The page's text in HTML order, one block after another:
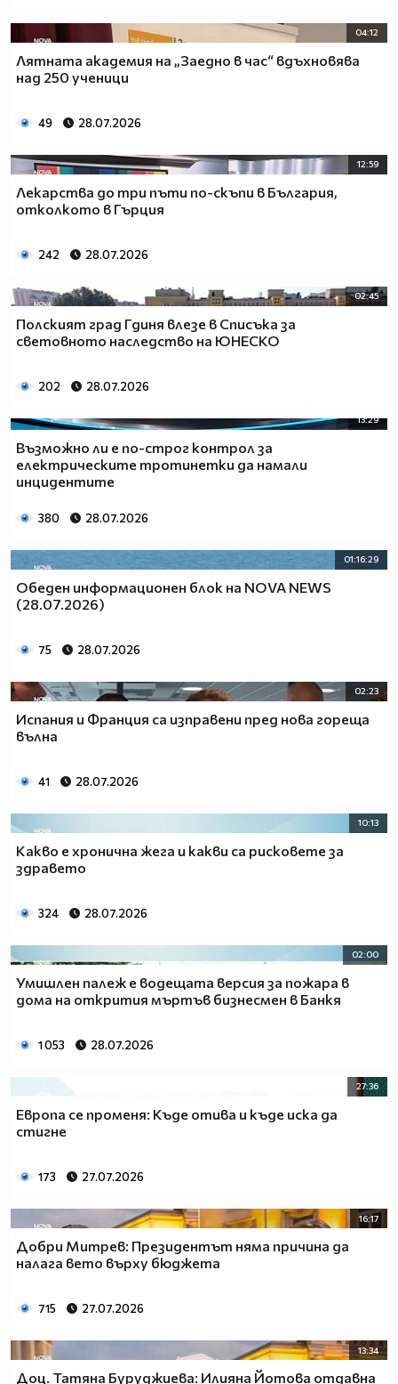
04:12
Лятната академия на „Заедно в час“ вдъхновява
над 250 ученици
49 28.07.2026
12:59
Лекарства до три пъти по-скъпи в България,
отколкото в Гърция
242 28.07.2026
02:45
Полският град Гдиня влезе в Списъка за
световното наследство на ЮНЕСКО
202 28.07.2026
13:29
Възможно ли е по-строг контрол за
електрическите тротинетки да намали
инцидентите
380 28.07.2026
01:16:29
Обеден информационен блок на NOVA NEWS
(28.07.2026)
75 28.07.2026
02:23
Испания и Франция са изправени пред нова гореща
вълна
41 28.07.2026
10:13
Какво е хронична жега и какви са рисковете за
здравето
324 28.07.2026
02:00
Умишлен палеж е водещата версия за пожара в
дома на открития мъртъв бизнесмен в Банкя
1 053 28.07.2026
27:36
Европа се променя: Къде отива и къде иска да
стигне
173 27.07.2026
16:17
Добри Митрев: Президентът няма причина да
налага вето върху бюджета
715 27.07.2026
13:34
Доц. Татяна Буруджиева: Илияна Йотова отдавна